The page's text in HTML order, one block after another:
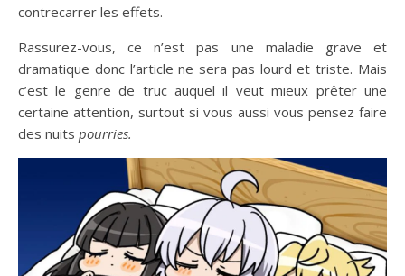
contrecarrer les effets.
Rassurez-vous, ce n’est pas une maladie grave et
dramatique donc l’article ne sera pas lourd et triste. Mais
c’est le genre de truc auquel il veut mieux prêter une
certaine attention, surtout si vous aussi vous pensez faire
des nuits pourries.